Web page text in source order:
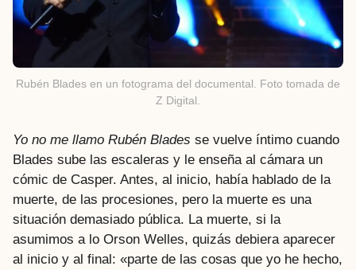
Rubén Blades en un fotograma del documental. Foto tomada de
Z Digital.
Yo no me llamo Rubén Blades se vuelve íntimo cuando
Blades sube las escaleras y le enseña al cámara un
cómic de Casper. Antes, al inicio, había hablado de la
muerte, de las procesiones, pero la muerte es una
situación demasiado pública. La muerte, si la
asumimos a lo Orson Welles, quizás debiera aparecer
al inicio y al final: «parte de las cosas que yo he hecho,